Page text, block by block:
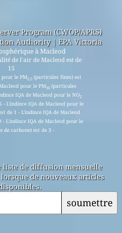
Program (CWOP/APRS)
Authority | EPA Victoria
à Macleod
de l'air de Macleod est de
15
pour le PM2.5(particules fines) est
pour le PM10 (particules
IQA de Macleod pour le NO2
- L'indince IQA de Macleod pour le
de 1 - L'indince IQA de Macleod
- L'indince IQA de Macleod pour le
de carbone) est de 3 -
de diffusion mensuelle
de nouveaux articles
soumettre